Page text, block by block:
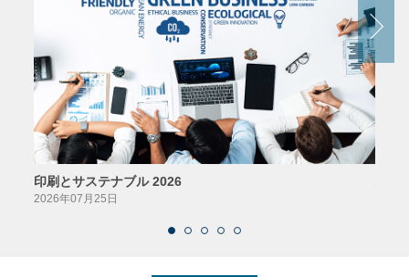
印刷とサステナブル 2026
2026年07月25日